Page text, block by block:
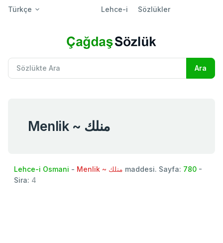
Türkçe Lehce-i Sözlükler
Menlik ~ منلك
Lehce-i Osmani - Menlik ~ منلك maddesi. Sayfa: 780 -
Sira: 4